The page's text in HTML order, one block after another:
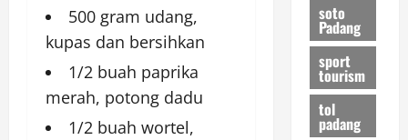
500 gram udang,
kupas dan bersihkan
1/2 buah paprika
merah, potong dadu
1/2 buah wortel,
soto
Padang
sport
tourism
tol
padang